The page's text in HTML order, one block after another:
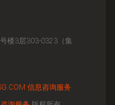
楼3层303-0323（集
信息咨询服务